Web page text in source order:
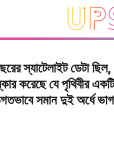
স্যাটেলাইট ডেটা
করেছে যে পৃথিবীর
সমান দুই অর্ধে